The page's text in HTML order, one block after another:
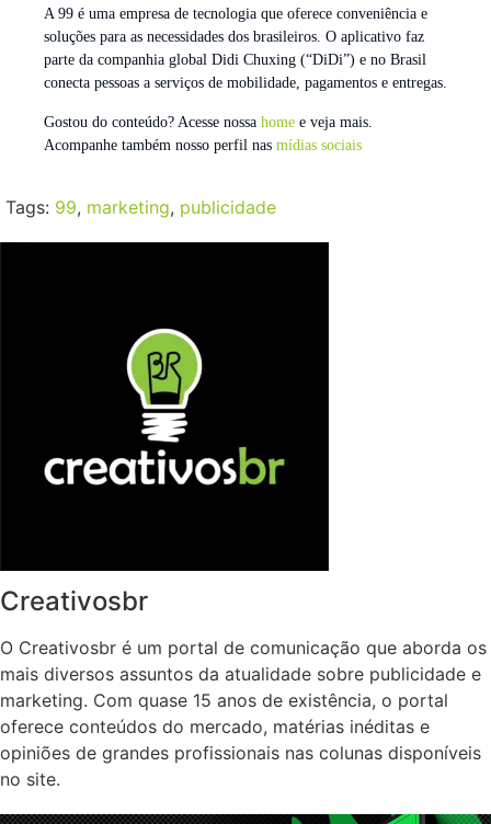
A 99 é uma empresa de tecnologia que oferece conveniência e
soluções para as necessidades dos brasileiros. O aplicativo faz
parte da companhia global Didi Chuxing (“DiDi”) e no Brasil
conecta pessoas a serviços de mobilidade, pagamentos e entregas.
Gostou do conteúdo? Acesse nossa home e veja mais.
Acompanhe também nosso perfil nas mídias sociais
Tags: 99, marketing, publicidade
Creativosbr
O Creativosbr é um portal de comunicação que aborda os
mais diversos assuntos da atualidade sobre publicidade e
marketing. Com quase 15 anos de existência, o portal
oferece conteúdos do mercado, matérias inéditas e
opiniões de grandes profissionais nas colunas disponíveis
no site.